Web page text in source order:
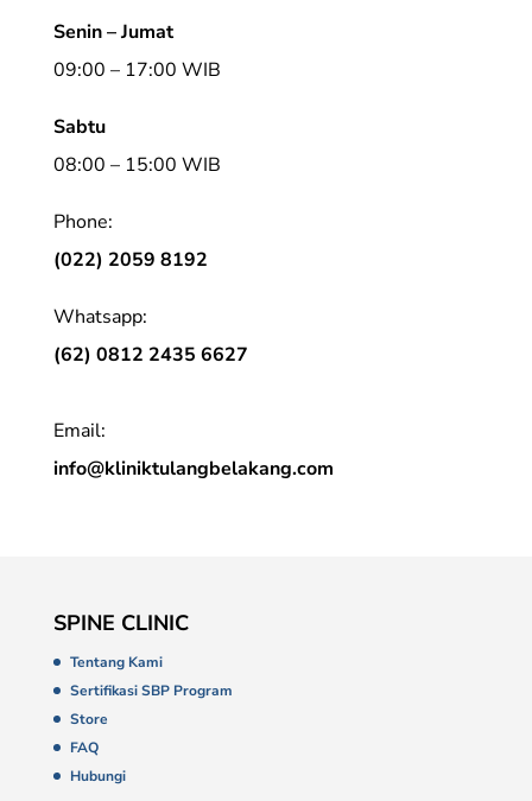
Senin – Jumat
09:00 – 17:00 WIB
Sabtu
08:00 – 15:00 WIB
Phone:
(022) 2059 8192
Whatsapp:
(62) 0812 2435 6627
Email:
info@kliniktulangbelakang.com
SPINE CLINIC
Tentang Kami
Sertifikasi SBP Program
Store
FAQ
Hubungi